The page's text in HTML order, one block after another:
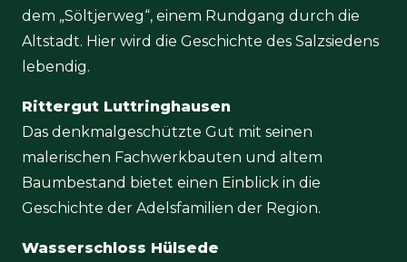
dem „Söltjerweg“, einem Rundgang durch die
Altstadt. Hier wird die Geschichte des Salzsiedens
lebendig.
Rittergut Luttringhausen
Das denkmalgeschützte Gut mit seinen
malerischen Fachwerkbauten und altem
Baumbestand bietet einen Einblick in die
Geschichte der Adelsfamilien der Region.
Wasserschloss Hülsede